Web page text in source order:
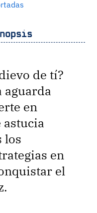
de tí?
aguarda
en
astucia
los
en
el